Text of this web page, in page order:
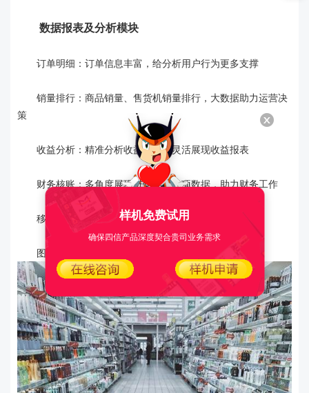
数据报表及分析模块
订单明细：订单信息丰富，给分析用户行为更多支撑
销量排行：商品销量、售货机销量排行，大数据助力运营决
策
收益分析：精准分析收益数据，灵活展现收益报表
财务核账：多角度展现进销存、款项数据，助力财务工作
移动数据：手机移动端数据，随时随地实时掌控
图形报表：多维度线图报表，直观简洁便于分析
样机免费试用
确保四信产品深度契合贵司业务需求